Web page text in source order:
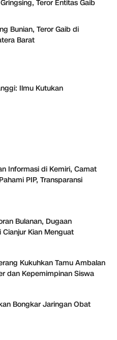
Teror Entitas Gaib
Bunian, Teror Gaib di
Barat
Ilmu Kutukan
Informasi di Kemiri, Camat
PIP, Transparansi
Bulanan, Dugaan
Kian Menguat
Kukuhkan Tamu Ambalan
dan Kepemimpinan Siswa
Bongkar Jaringan Obat